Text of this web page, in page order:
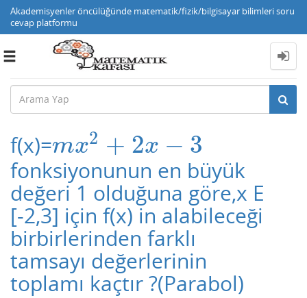
Akademisyenler öncülüğünde matematik/fizik/bilgisayar bilimleri soru
cevap platformu
Toggle
f(x)=mx2 + 2x − 3
mx2+ 2x −3
fonksiyonunun en büyük
değeri 1 olduğuna göre,x E
[-2,3] için f(x) in alabileceği
birbirlerinden farklı
tamsayı değerlerinin
toplamı kaçtır ?(Parabol)